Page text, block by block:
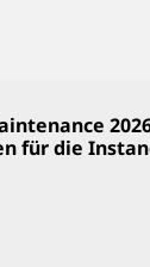
für die